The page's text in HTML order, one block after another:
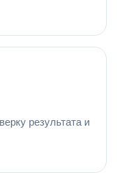
результата и